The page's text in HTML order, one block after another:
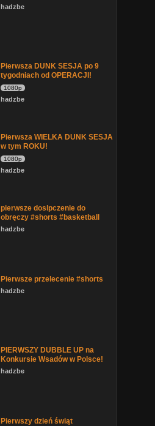
hadzbe
Pierwsza DUNK SESJA po 9
tygodniach od OPERACJI!
1080p
hadzbe
Pierwsza WIELKA DUNK SESJA
w tym ROKU!
1080p
hadzbe
pierwsze doslpczenie do
obręczy #shorts #basketball
hadzbe
Pierwsze przelecenie #shorts
hadzbe
PIERWSZY DUBBLE UP na
Konkursie Wsadów w Polsce!
hadzbe
Pierwszy dzień świąt